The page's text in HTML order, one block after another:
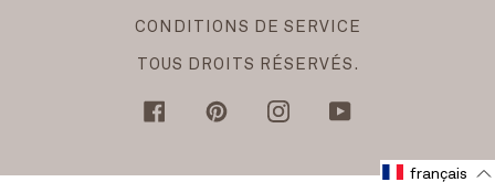
CONDITIONS DE SERVICE
TOUS DROITS RÉSERVÉS.
FACEBOOKPINTERESTINSTAGRAMYOUTUBE
français